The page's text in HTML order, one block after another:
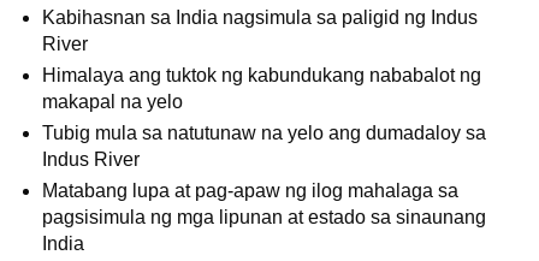
Kabihasnan sa India nagsimula sa paligid ng Indus
River
Himalaya ang tuktok ng kabundukang nababalot ng
makapal na yelo
Tubig mula sa natutunaw na yelo ang dumadaloy sa
Indus River
Matabang lupa at pag-apaw ng ilog mahalaga sa
pagsisimula ng mga lipunan at estado sa sinaunang
India